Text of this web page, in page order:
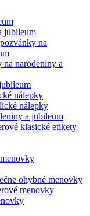
jubileum
na
narodeniny a
nálepky
nálepky
a jubileum
klasické etikety
ohybné menovky
menovky